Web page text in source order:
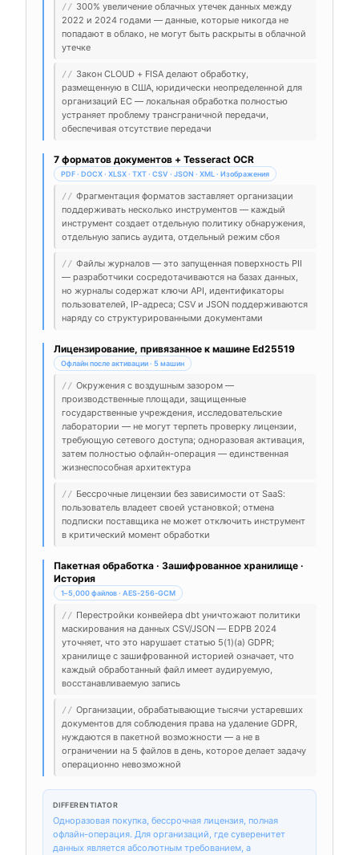
// 300% увеличение облачных утечек данных между
2022 и 2024 годами — данные, которые никогда не
попадают в облако, не могут быть раскрыты в облачной
утечке
// Закон CLOUD + FISA делают обработку,
размещенную в США, юридически неопределенной для
организаций ЕС — локальная обработка полностью
устраняет проблему трансграничной передачи,
обеспечивая отсутствие передачи
7 форматов документов + Tesseract OCR
PDF · DOCX · XLSX · TXT · CSV · JSON · XML · Изображения
// Фрагментация форматов заставляет организации
поддерживать несколько инструментов — каждый
инструмент создает отдельную политику обнаружения,
отдельную запись аудита, отдельный режим сбоя
// Файлы журналов — это запущенная поверхность PII
— разработчики сосредотачиваются на базах данных,
но журналы содержат ключи API, идентификаторы
пользователей, IP-адреса; CSV и JSON поддерживаются
наряду со структурированными документами
Лицензирование, привязанное к машине Ed25519
Офлайн после активации · 5 машин
// Окружения с воздушным зазором —
производственные площади, защищенные
государственные учреждения, исследовательские
лаборатории — не могут терпеть проверку лицензии,
требующую сетевого доступа; одноразовая активация,
затем полностью офлайн-операция — единственная
жизнеспособная архитектура
// Бессрочные лицензии без зависимости от SaaS:
пользователь владеет своей установкой; отмена
подписки поставщика не может отключить инструмент
в критический момент обработки
Пакетная обработка · Зашифрованное хранилище ·
История
1–5,000 файлов · AES-256-GCM
// Перестройки конвейера dbt уничтожают политики
маскирования на данных CSV/JSON — EDPB 2024
уточняет, что это нарушает статью 5(1)(a) GDPR;
хранилище с зашифрованной историей означает, что
каждый обработанный файл имеет аудируемую,
восстанавливаемую запись
// Организации, обрабатывающие тысячи устаревших
документов для соблюдения права на удаление GDPR,
нуждаются в пакетной возможности — а не в
ограничении на 5 файлов в день, которое делает задачу
операционно невозможной
DIFFERENTIATOR
Одноразовая покупка, бессрочная лицензия, полная
офлайн-операция. Для организаций, где суверенитет
данных является абсолютным требованием, а